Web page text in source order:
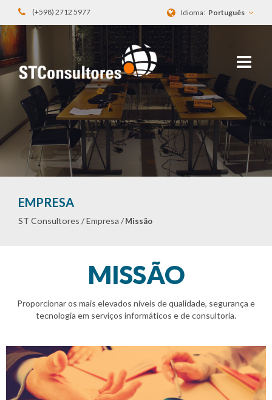
(+598) 2712 5977 Idioma: Português
EMPRESA
ST Consultores /Empresa /Missão
MISSÃO
Proporcionar os mais elevados níveis de qualidade, segurança e
tecnologia em serviços informáticos e de consultoria.